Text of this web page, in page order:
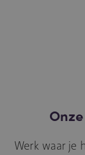
Werk waar je